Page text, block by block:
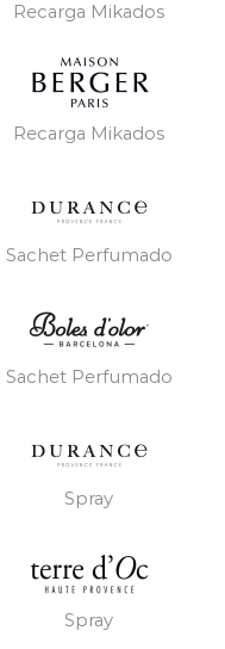
Recarga Mikados
Recarga Mikados
Sachet Perfumado
Sachet Perfumado
Spray
Spray